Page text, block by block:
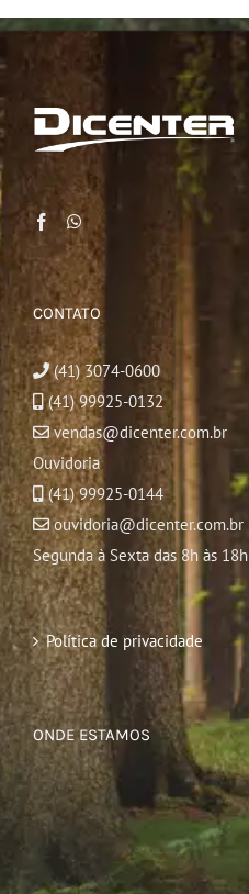
CONTATO
(41) 3074-0600
(41) 99925-0132
vendas@dicenter.com.br
Ouvidoria
(41) 99925-0144
ouvidoria@dicenter.com.br
Segunda à Sexta das 8h às 18h
Política de privacidade
ONDE ESTAMOS